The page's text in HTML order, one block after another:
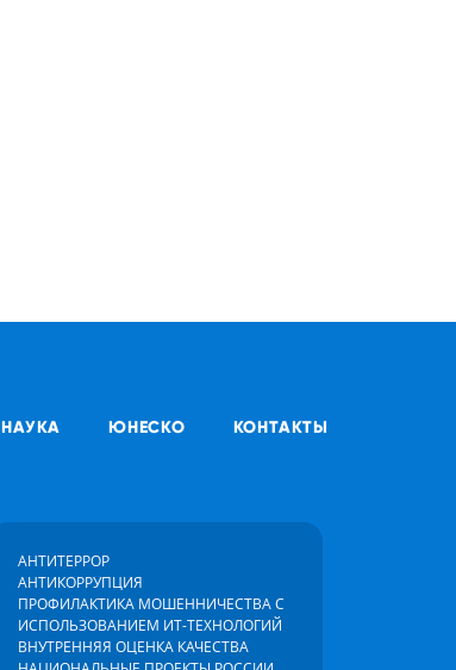
НАУКА ЮНЕСКО КОНТАКТЫ
АНТИТЕРРОР
АНТИКОРРУПЦИЯ
ПРОФИЛАКТИКА МОШЕННИЧЕСТВА С
ИСПОЛЬЗОВАНИЕМ ИТ-ТЕХНОЛОГИЙ
ВНУТРЕННЯЯ ОЦЕНКА КАЧЕСТВА